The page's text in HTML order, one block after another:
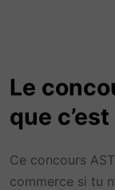
Le
que c’est
Ce concours
commerce si tu